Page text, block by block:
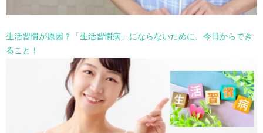
生活習慣が原因？「生活習慣病」にならないために、今日からでき
ること！